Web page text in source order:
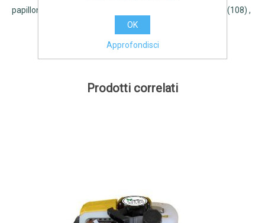
papillon (108) ,
(127)
Prodotti correlati
OK
Approfondisci